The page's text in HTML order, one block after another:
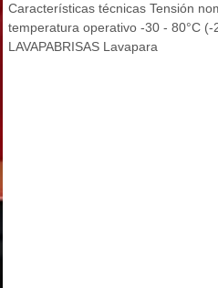
Características técnicas Tensión
temperatura operativo -30 - 80°C
LAVAPABRISAS Lavapara